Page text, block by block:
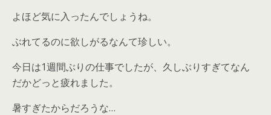
よほど気に入ったんでしょうね。
ぶれてるのに欲しがるなんて珍しい。
今日は1週間ぶりの仕事でしたが、久しぶりすぎてなん
だかどっと疲れました。
暑すぎたからだろうな…